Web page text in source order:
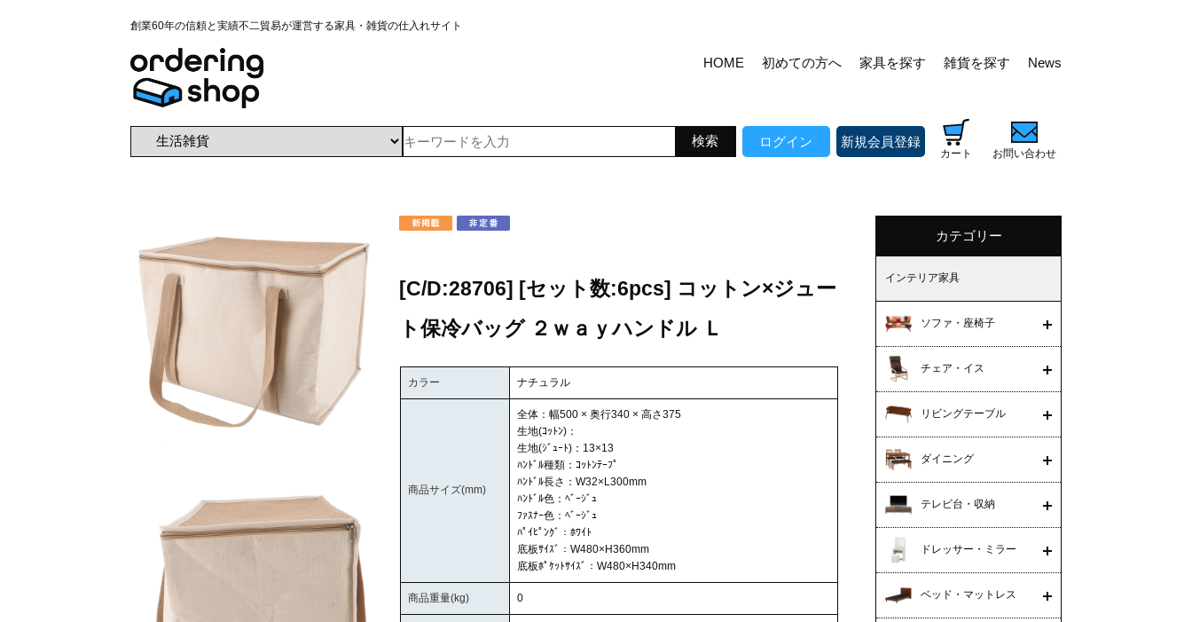
創業60年の信頼と実績不二貿易が運営する家具・雑貨の仕入れサイト
HOME 初めての方へ 家具を探す 雑貨を探す News
ログイン 新規会員登録
カート お問い合わせ
[C/D:28706] [セット数:6pcs] コットン×ジュー
ト保冷バッグ ２ｗａｙハンドル Ｌ
カラー ナチュラル
商品サイズ(mm)
全体：幅500 × 奥行340 × 高さ375
生地(ｺｯﾄﾝ)：
生地(ｼﾞｭｰﾄ)：13×13
ﾊﾝﾄﾞﾙ種類：ｺｯﾄﾝﾃｰﾌﾟ
ﾊﾝﾄﾞﾙ長さ：W32×L300mm
ﾊﾝﾄﾞﾙ色：ﾍﾞｰｼﾞｭ
ﾌｧｽﾅｰ色：ﾍﾞｰｼﾞｭ
ﾊﾟｲﾋﾟﾝｸﾞ：ﾎﾜｲﾄ
底板ｻｲｽﾞ：W480×H360mm
底板ﾎﾟｹｯﾄｻｲｽﾞ：W480×H340mm
商品重量(kg) 0
カテゴリー
インテリア家具
ソファ・座椅子
チェア・イス
リビングテーブル
ダイニング
テレビ台・収納
ドレッサー・ミラー
ベッド・マットレス